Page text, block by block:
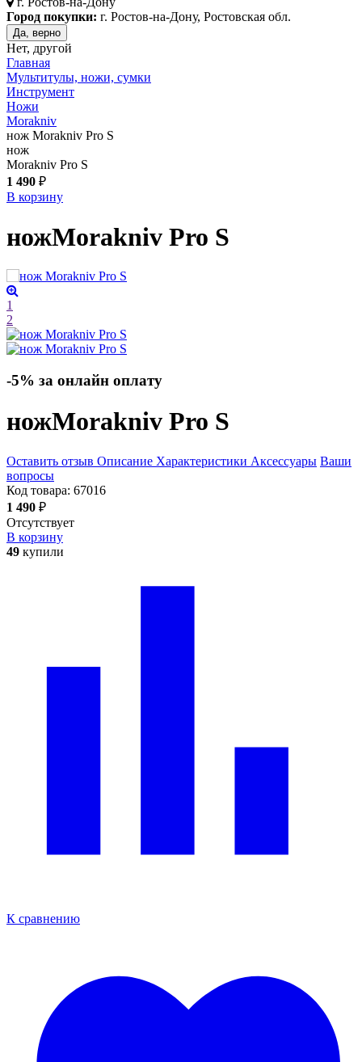
Город покупки: г. Ростов-на-Дону, Ростовская обл.
Да, верно
Нет, другой
Главная
Мультитулы, ножи, сумки
Инструмент
Ножи
Morakniv
нож Morakniv Pro S
нож
Morakniv Pro S
1 490 ₽
В корзину
ножMorakniv Pro S
1
2
-5% за онлайн оплату
ножMorakniv Pro S
Оставить отзыв Описание Характеристики Аксессуары Ваши
вопросы
Код товара: 67016
1 490 ₽
Отсутствует
В корзину
49 купили
К сравнению